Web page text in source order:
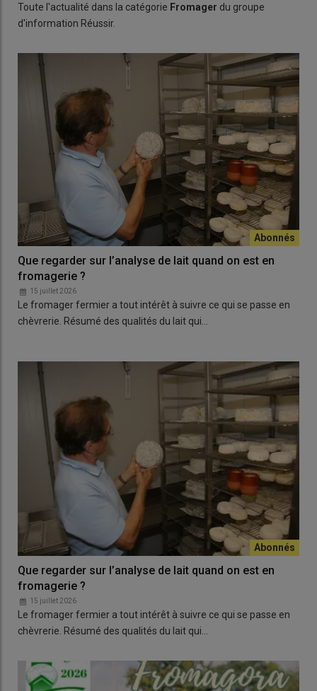
Toute l'actualité dans la catégorie Fromager du groupe
d'information Réussir.
Que regarder sur l’analyse de lait quand on est en
fromagerie ?
15 juillet 2026
Le fromager fermier a tout intérêt à suivre ce qui se passe en
chèvrerie. Résumé des qualités du lait qui…
Que regarder sur l’analyse de lait quand on est en
fromagerie ?
15 juillet 2026
Le fromager fermier a tout intérêt à suivre ce qui se passe en
chèvrerie. Résumé des qualités du lait qui…